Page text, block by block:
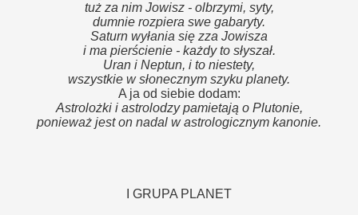
tuż za nim Jowisz - olbrzymi, syty,
dumnie rozpiera swe gabaryty.
Saturn wyłania się zza Jowisza
i ma pierścienie - każdy to słyszał.
Uran i Neptun, i to niestety,
wszystkie w słonecznym szyku planety.
A ja od siebie dodam:
Astrolożki i astrolodzy pamietają o Plutonie,
ponieważ jest on nadal w astrologicznym kanonie.
I GRUPA PLANET